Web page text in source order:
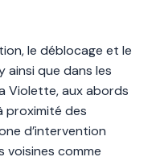
le déblocage et le
que dans les
Violette, aux abords
proximité des
d’intervention
voisines comme